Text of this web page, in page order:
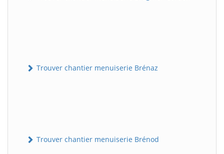
Trouver chantier menuiserie Brénaz
Trouver chantier menuiserie Brénod